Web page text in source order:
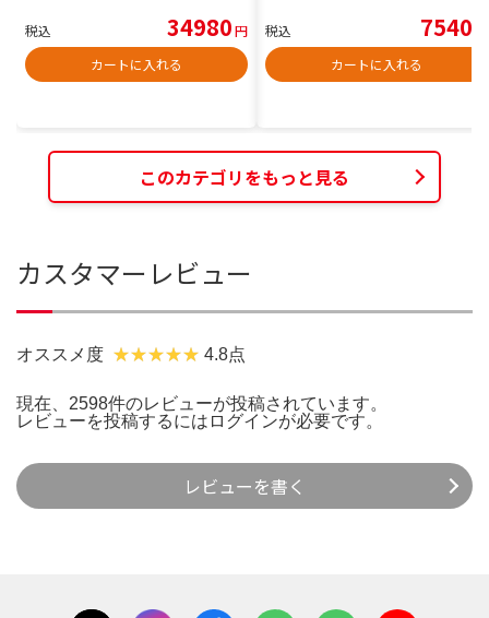
税込 34980円
カートに入れる
税込 7540
カートに入れる
このカテゴリをもっと見る
カスタマーレビュー
オススメ度 4.8点
現在、2598件のレビューが投稿されています。
レビューを投稿するには ログインが必要です。
レビューを書く